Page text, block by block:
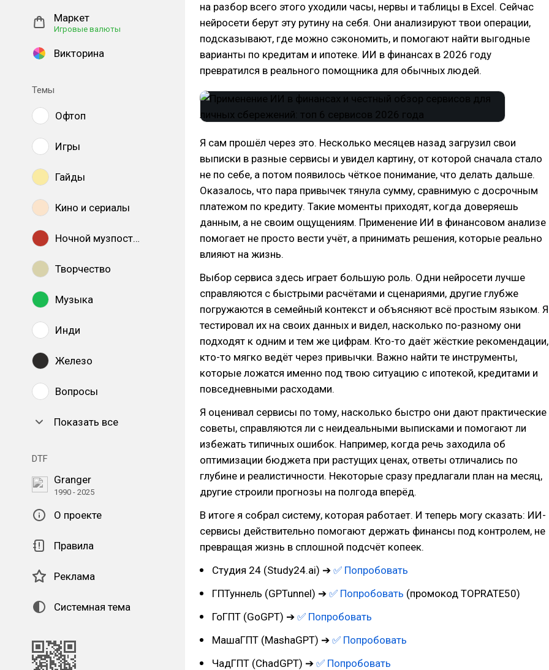
Маркет
Игровые валюты
Викторина
Темы
Офтоп
Игры
Гайды
Кино и сериалы
Ночной музпостинг
Творчество
Музыка
Инди
Железо
Вопросы
Показать все
DTF
Granger
1990 - 2025
О проекте
Правила
Реклама
Системная тема
на разбор всего этого уходили часы, нервы и таблицы в Excel. Сейчас
нейросети берут эту рутину на себя. Они анализируют твои операции,
подсказывают, где можно сэкономить, и помогают найти выгодные
варианты по кредитам и ипотеке. ИИ в финансах в 2026 году
превратился в реального помощника для обычных людей.
Я сам прошёл через это. Несколько месяцев назад загрузил свои
выписки в разные сервисы и увидел картину, от которой сначала стало
не по себе, а потом появилось чёткое понимание, что делать дальше.
Оказалось, что пара привычек тянула сумму, сравнимую с досрочным
платежом по кредиту. Такие моменты приходят, когда доверяешь
данным, а не своим ощущениям. Применение ИИ в финансовом анализе
помогает не просто вести учёт, а принимать решения, которые реально
влияют на жизнь.
Выбор сервиса здесь играет большую роль. Одни нейросети лучше
справляются с быстрыми расчётами и сценариями, другие глубже
погружаются в семейный контекст и объясняют всё простым языком. Я
тестировал их на своих данных и видел, насколько по-разному они
подходят к одним и тем же цифрам. Кто-то даёт жёсткие рекомендации,
кто-то мягко ведёт через привычки. Важно найти те инструменты,
которые ложатся именно под твою ситуацию с ипотекой, кредитами и
повседневными расходами.
Я оценивал сервисы по тому, насколько быстро они дают практические
советы, справляются ли с неидеальными выписками и помогают ли
избежать типичных ошибок. Например, когда речь заходила об
оптимизации бюджета при растущих ценах, ответы отличались по
глубине и реалистичности. Некоторые сразу предлагали план на месяц,
другие строили прогнозы на полгода вперёд.
В итоге я собрал систему, которая работает. И теперь могу сказать: ИИ-
сервисы действительно помогают держать финансы под контролем, не
превращая жизнь в сплошной подсчёт копеек.
Студия 24 (Study24.ai) ➔ ✅ Попробовать
ГПТуннель (GPTunnel) ➔ ✅ Попробовать (промокод TOPRATE50)
ГоГПТ (GoGPT) ➔ ✅ Попробовать
МашаГПТ (MashaGPT) ➔ ✅ Попробовать
ЧадГПТ (ChadGPT) ➔ ✅ Попробовать